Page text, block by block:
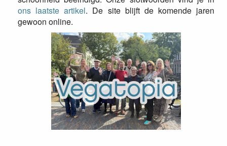
ons laatste artikel. De site blijft de komende jaren
gewoon online.